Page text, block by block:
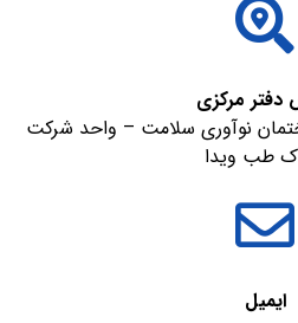
دفتر مرکزی
نوآوری سلامت – واحد شرکت
طب ویدا
ایمیل